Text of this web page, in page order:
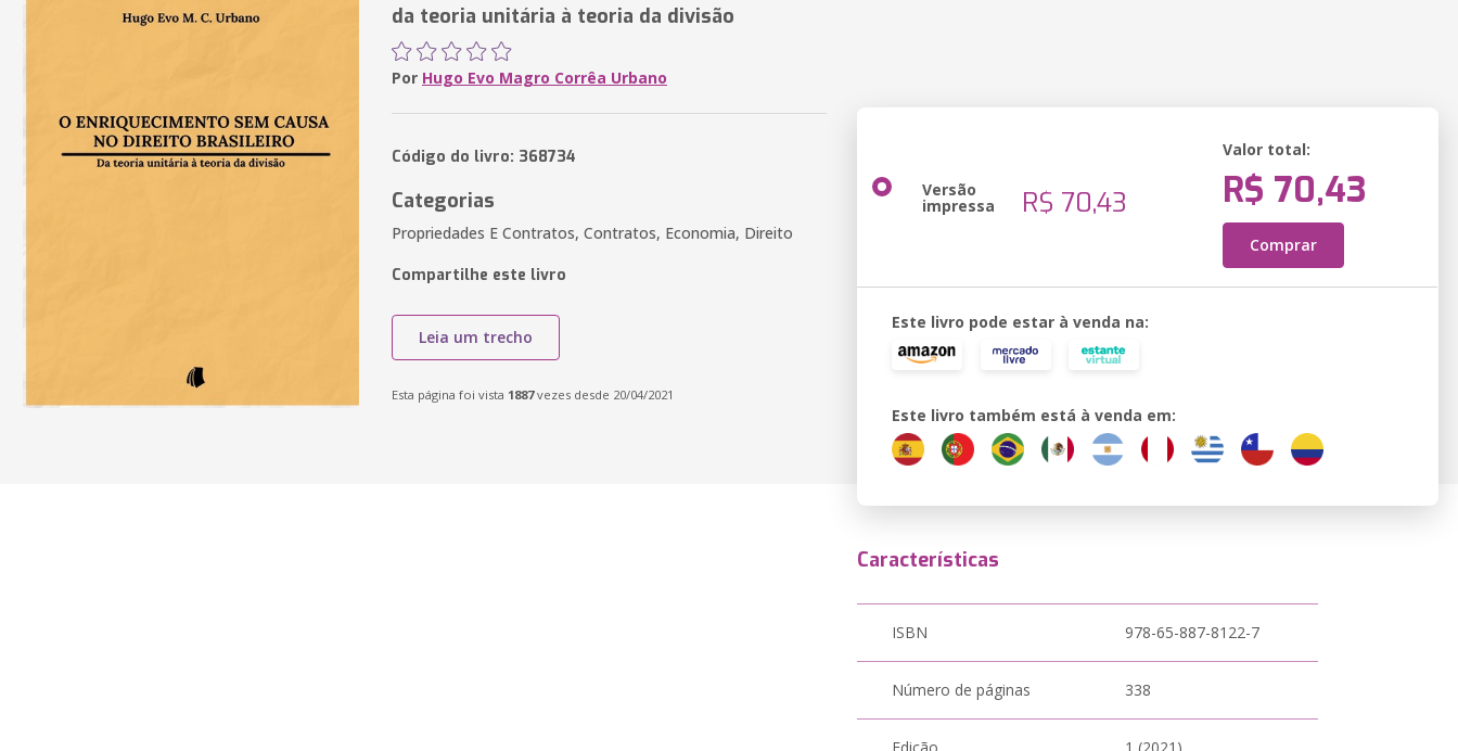
da teoria unitária à teoria da divisão
Por Hugo Evo Magro Corrêa Urbano
Código do livro: 368734
Categorias
Propriedades E Contratos, Contratos, Economia, Direito
Compartilhe este livro
Leia um trecho
Esta página foi vista 1887vezes desde 20/04/2021
Versão
impressa R$ 70,43
Valor total:
R$ 70,43
Comprar
Este livro pode estar à venda na:
Este livro também está à venda em:
Características
ISBN 978-65-887-8122-7
Número de páginas 338